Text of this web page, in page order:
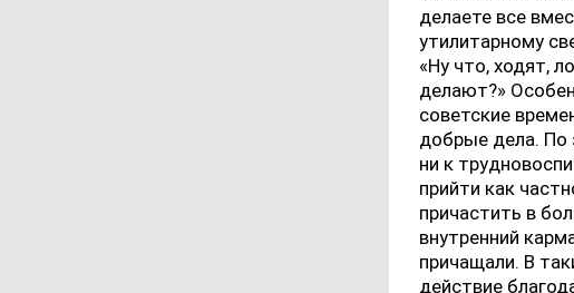
делаете все
утилитарному
«Ну что, ходят,
делают?»
советские
добрые дела. По
ни к
прийти как
причастить в
внутренний
причащали. В
действие